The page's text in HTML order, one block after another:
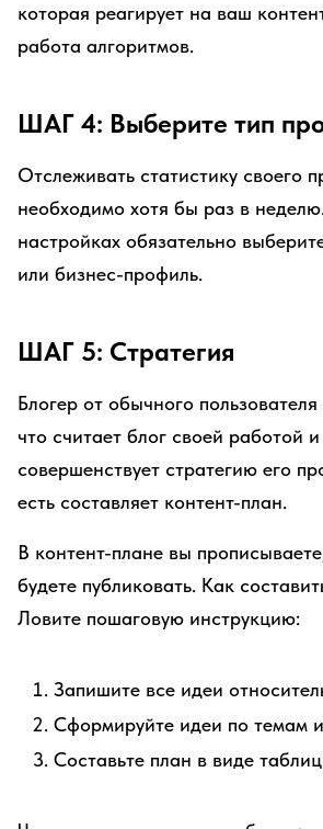
которая реагирует на ваш
работа алгоритмов.
ШАГ 4: Выберите тип
Отслеживать статистику своего
необходимо хотя бы раз в
настройках обязательно
или бизнес-профиль.
ШАГ 5: Стратегия
Блогер от обычного
что считает блог своей работой
совершенствует стратегию его
есть составляет контент-план.
В контент-плане вы
будете публиковать. Как
Ловите пошаговую инструкцию:
Запишите все идеи
Сформируйте идеи по темам
Составьте план в виде